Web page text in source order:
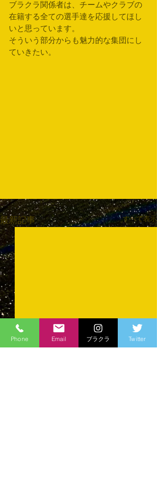
ブラクラ関係者は、チームやクラブの
在籍する全ての選手達を応援してほし
いと思っています。
そういう部分からも魅力的な集団にし
ていきたい。
最新記事 すべて表示
Phone Email ブラクラ Twitter